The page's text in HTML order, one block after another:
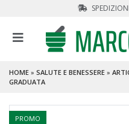
HOME » SALUTE E BENESSERE »
GRADUATA
PROMO